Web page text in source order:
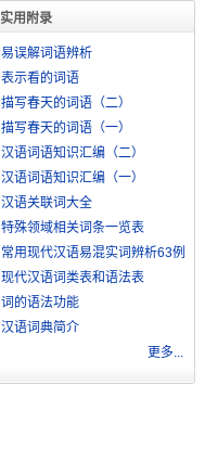
实用附录
易误解词语辨析
表示看的词语
描写春天的词语（二）
描写春天的词语（一）
汉语词语知识汇编（二）
汉语词语知识汇编（一）
汉语关联词大全
特殊领域相关词条一览表
常用现代汉语易混实词辨析63例
现代汉语词类表和语法表
词的语法功能
汉语词典简介
更多...